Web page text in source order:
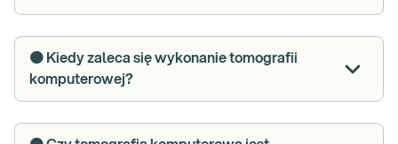
🟠 Kiedy zaleca się wykonanie tomografii
komputerowej?